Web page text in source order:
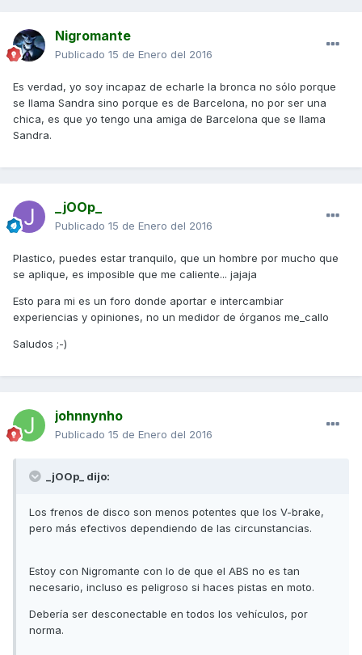
Nigromante
Publicado 15 de Enero del 2016
Es verdad, yo soy incapaz de echarle la bronca no sólo porque
se llama Sandra sino porque es de Barcelona, no por ser una
chica, es que yo tengo una amiga de Barcelona que se llama
Sandra.
_jOOp_
Publicado 15 de Enero del 2016
Plastico, puedes estar tranquilo, que un hombre por mucho que
se aplique, es imposible que me caliente... jajaja
Esto para mi es un foro donde aportar e intercambiar
experiencias y opiniones, no un medidor de órganos me_callo
Saludos ;-)
johnnynho
Publicado 15 de Enero del 2016
_jOOp_ dijo:
Los frenos de disco son menos potentes que los V-brake,
pero más efectivos dependiendo de las circunstancias.
Estoy con Nigromante con lo de que el ABS no es tan
necesario, incluso es peligroso si haces pistas en moto.
Debería ser desconectable en todos los vehículos, por
norma.